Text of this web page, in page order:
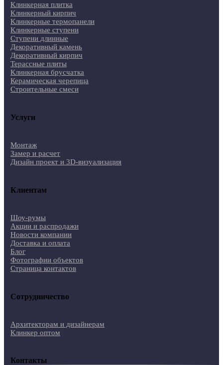
Клинкерная плитка
Клинкерный кирпич
Клинкерные термопанели
Клинкерные ступени
Ступени длинные
Декоративный камень
Декоративный кирпич
Терассные плиты
Клинкерная брусчатка
Керамическая черепица
Строительные смеси
Услуги
Монтаж
Замер и расчет
Дизайн проект и 3D-визуализация
Клиентам
Шоу-румы
Акции и распродажи
Новости компании
Доставка и оплата
Блог
Фотографии объектов
Страница контактов
Сотрудничество
Архитекторам и дизайнерам
Клинкер оптом
Контакты